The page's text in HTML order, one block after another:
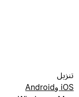
تنزيل
iOS وAndroid